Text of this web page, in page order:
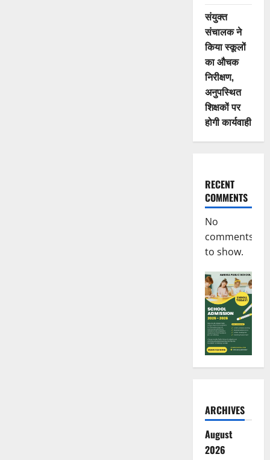
संयुक्त
संचालक ने
किया स्कूलों
का औचक
निरीक्षण,
अनुपस्थित
शिक्षकों पर
होगी कार्यवाही
RECENT
COMMENTS
No
comments
to show.
ARCHIVES
August
2026